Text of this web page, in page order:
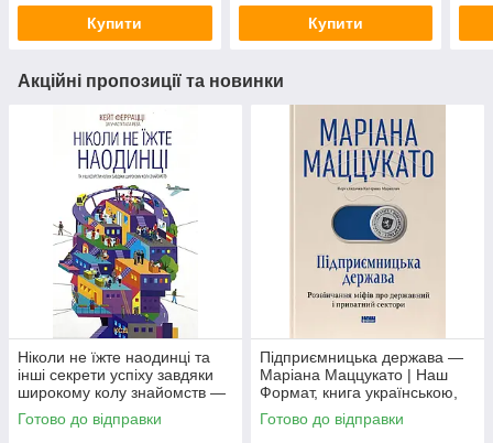
Купити Купити
Акційні пропозиції та новинки
Ніколи не їжте наодинці та
інші секрети успіху завдяки
широкому колу знайомств —
Кейт Феррацци | Клуб
Сімейного Дозвілля, книга
Готово до відправки
Підприємницька держава —
Маріана Маццукато | Наш
Формат, книга українською,
нова, тверда
Готово до відправки